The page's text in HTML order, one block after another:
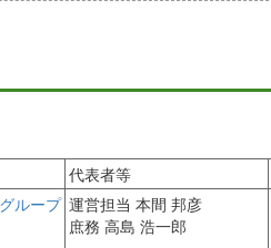
代表者等
ループ 運営担当 本間 邦彦
庶務 高島 浩一郎